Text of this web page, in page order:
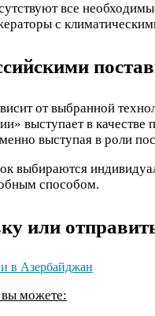
все
с
от выбранной
выступает в
выступая в роли
выбираются
способом.
или
вы можете: